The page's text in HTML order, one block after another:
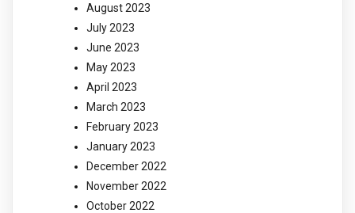
August 2023
July 2023
June 2023
May 2023
April 2023
March 2023
February 2023
January 2023
December 2022
November 2022
October 2022